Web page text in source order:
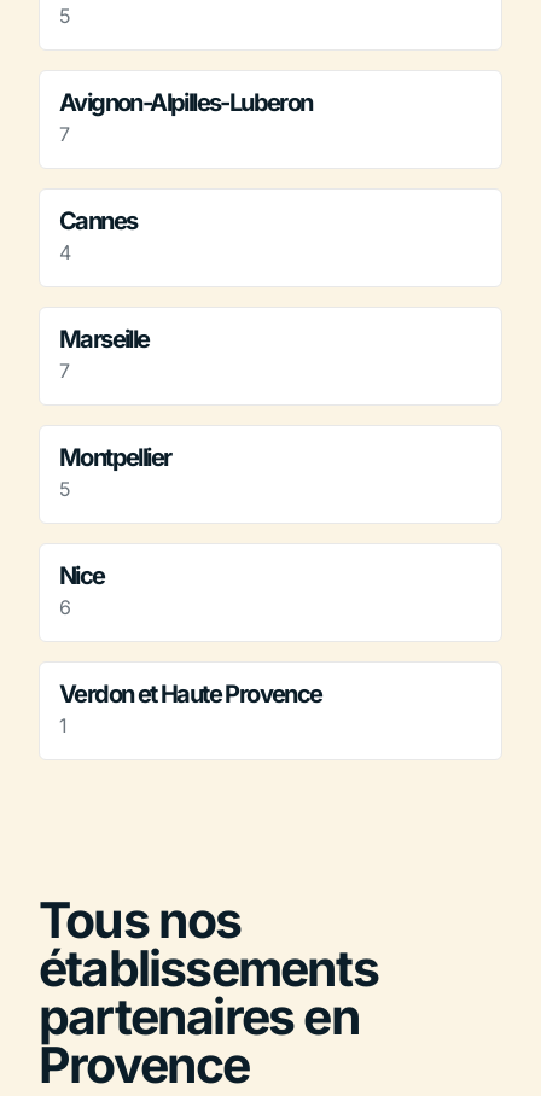
5
Avignon-Alpilles-Luberon
7
Cannes
4
Marseille
7
Montpellier
5
Nice
6
Verdon et Haute Provence
1
Tous nos
établissements
partenaires en
Provence